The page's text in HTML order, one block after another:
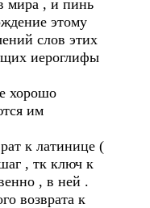
мира , и пинь
этому
слов этих
иероглифы
хорошо
им
к латинице (
, тк ключ к
, в ней .
возврата к